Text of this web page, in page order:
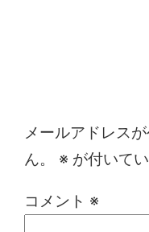
メールアドレス
ん。
※ が付いて
コメント ※